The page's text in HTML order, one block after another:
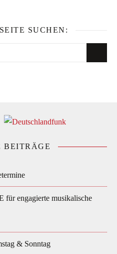
SUCHEN:
BEITRÄGE
für engagierte musikalische
& Sonntag